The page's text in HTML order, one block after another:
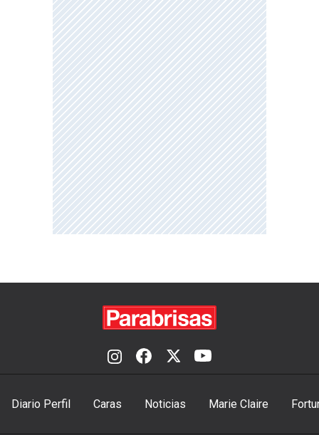
Diario Perfil Caras Noticias Marie Claire